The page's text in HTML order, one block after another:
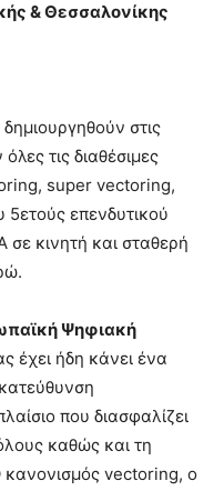
& Θεσσαλονίκης
στις
τις διαθέσιμες
super vectoring,
5ετούς επενδυτικού
σε κινητή και σταθερή
Ψηφιακή
έχει ήδη κάνει ένα
που διασφαλίζει
καθώς και τη
vectoring, ο